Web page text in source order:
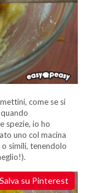
come se si
spezie, io ho
uno col macina
simili, tenendolo
Salva su Pinterest